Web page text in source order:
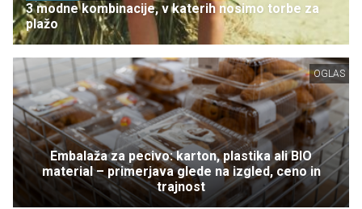
3 modne kombinacije, v katerih nosimo torbe za
plažo
OGLAS
Embalaža za pecivo: karton, plastika ali BIO
material – primerjava glede na izgled, ceno in
trajnost